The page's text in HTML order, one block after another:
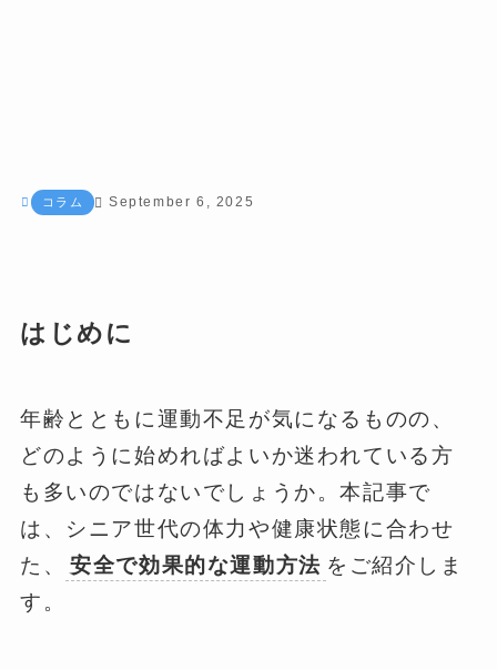
コラム September 6, 2025
はじめに
年齢とともに運動不足が気になるものの、
どのように始めればよいか迷われている方
も多いのではないでしょうか。本記事で
は、シニア世代の体力や健康状態に合わせ
た、
安全で効果的な運動方法 をご紹介しま
す。